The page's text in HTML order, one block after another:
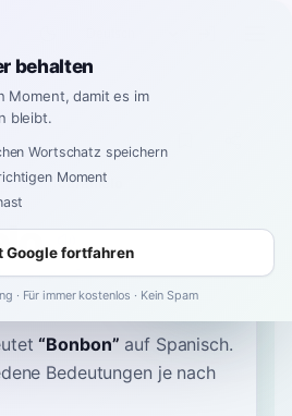
›caramelo
“Bonbon” auf Spanisch.
Bedeutungen je nach
behalten
Moment, damit es im
bleibt.
Wortschatz speichern
Moment
Google fortfahren
· Für immer kostenlos · Kein Spam